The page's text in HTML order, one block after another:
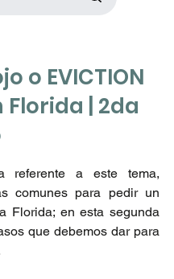
o EVICTION
| 2da
referente a este tema,
comunes para pedir un
Florida; en esta segunda
que debemos dar para